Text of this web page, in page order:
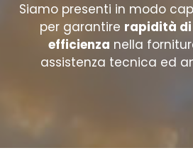
Siamo presenti in modo
per garantire rapidità
efficienza nella
assistenza tecnica ed